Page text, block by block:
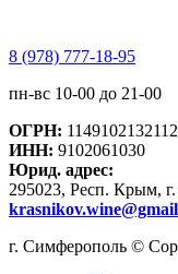
8 (978) 777-18-95
пн-вс 10-00 до 21-00
ОГРН: 1149102132112
ИНН: 9102061030
Юрид. адрес:
295023, Респ. Крым,
г. Симферополь ©